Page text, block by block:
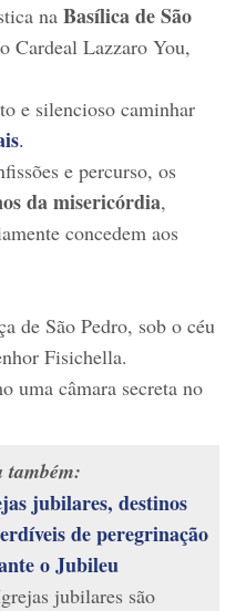
na Basílica de São
Cardeal Lazzaro You,
e silencioso caminhar
.
e percurso, os
da misericórdia,
concedem aos
de São Pedro, sob o céu
Fisichella.
uma câmara secreta no
também:
jubilares, destinos
de peregrinação
o Jubileu
jubilares são